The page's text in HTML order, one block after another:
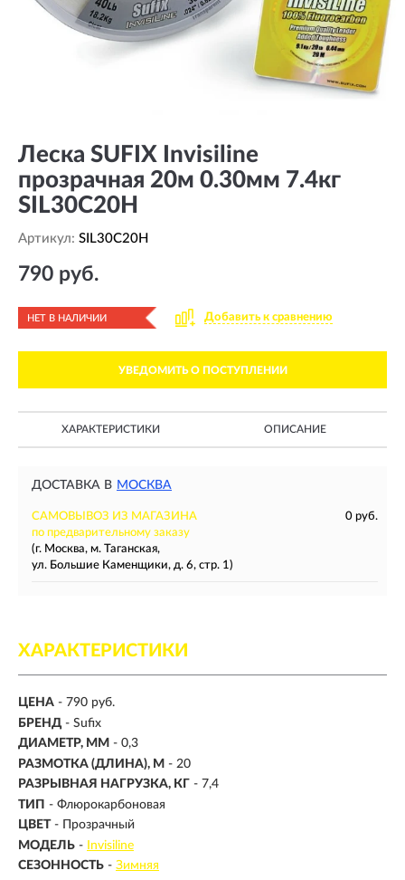
Леска SUFIX Invisiline
прозрачная 20м 0.30мм 7.4кг
SIL30C20H
Артикул: SIL30C20H
790 руб.
НЕТ В НАЛИЧИИ Добавить к сравнению
УВЕДОМИТЬ О ПОСТУПЛЕНИИ
ХАРАКТЕРИСТИКИ ОПИСАНИЕ
ДОСТАВКА В МОСКВА
САМОВЫВОЗ ИЗ МАГАЗИНА
0 руб.
по предварительному заказу
(г. Москва, м. Таганская,
ул. Большие Каменщики, д. 6, стр. 1)
ХАРАКТЕРИСТИКИ
ЦЕНА - 790 руб.
БРЕНД - Sufix
ДИАМЕТР, ММ - 0,3
РАЗМОТКА (ДЛИНА), М - 20
РАЗРЫВНАЯ НАГРУЗКА, КГ - 7,4
ТИП - Флюрокарбоновая
ЦВЕТ - Прозрачный
МОДЕЛЬ -
Invisiline
СЕЗОННОСТЬ - Зимняя